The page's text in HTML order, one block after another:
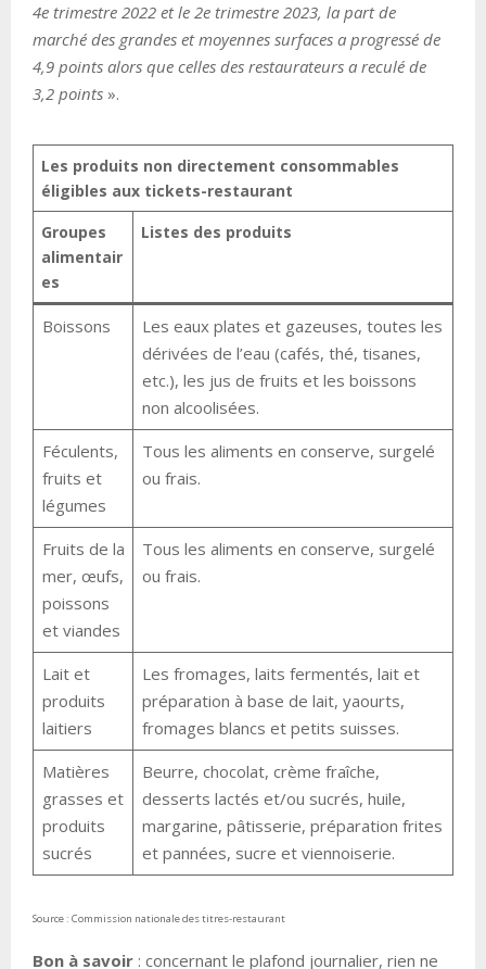
4e trimestre 2022 et le 2e trimestre 2023, la part de
marché des grandes et moyennes surfaces a progressé de
4,9 points alors que celles des restaurateurs a reculé de
3,2 points ».
Les produits non directement consommables
éligibles aux tickets-restaurant
Groupes
alimentair
es
Listes des produits
Boissons
Les eaux plates et gazeuses, toutes les
dérivées de l’eau (cafés, thé, tisanes,
etc.), les jus de fruits et les boissons
non alcoolisées.
Féculents,
fruits et
légumes
Tous les aliments en conserve, surgelé
ou frais.
Fruits de la
mer, œufs,
poissons
et viandes
Tous les aliments en conserve, surgelé
ou frais.
Lait et
produits
laitiers
Les fromages, laits fermentés, lait et
préparation à base de lait, yaourts,
fromages blancs et petits suisses.
Matières
grasses et
produits
sucrés
Beurre, chocolat, crème fraîche,
desserts lactés et/ou sucrés, huile,
margarine, pâtisserie, préparation frites
et pannées, sucre et viennoiserie.
Source : Commission nationale des titres-restaurant
Bon à savoir : concernant le plafond journalier, rien ne